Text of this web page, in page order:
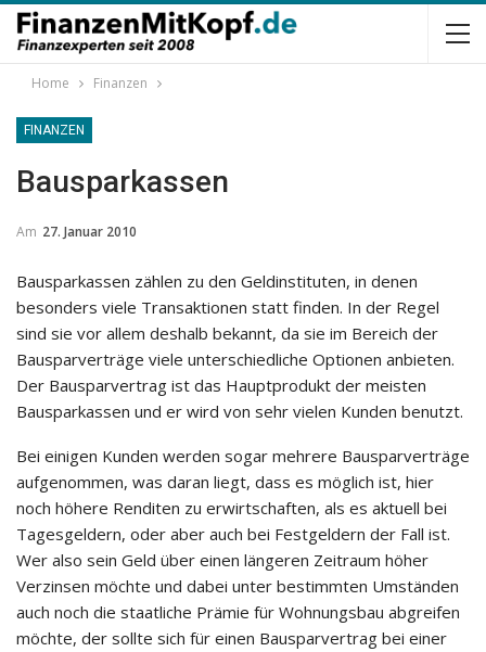
Home Finanzen
FINANZEN
Bausparkassen
Am 27. Januar 2010
Bausparkassen zählen zu den Geldinstituten, in denen
besonders viele Transaktionen statt finden. In der Regel
sind sie vor allem deshalb bekannt, da sie im Bereich der
Bausparverträge viele unterschiedliche Optionen anbieten.
Der Bausparvertrag ist das Hauptprodukt der meisten
Bausparkassen und er wird von sehr vielen Kunden benutzt.
Bei einigen Kunden werden sogar mehrere Bausparverträge
aufgenommen, was daran liegt, dass es möglich ist, hier
noch höhere Renditen zu erwirtschaften, als es aktuell bei
Tagesgeldern, oder aber auch bei Festgeldern der Fall ist.
Wer also sein Geld über einen längeren Zeitraum höher
Verzinsen möchte und dabei unter bestimmten Umständen
auch noch die staatliche Prämie für Wohnungsbau abgreifen
möchte, der sollte sich für einen Bausparvertrag bei einer